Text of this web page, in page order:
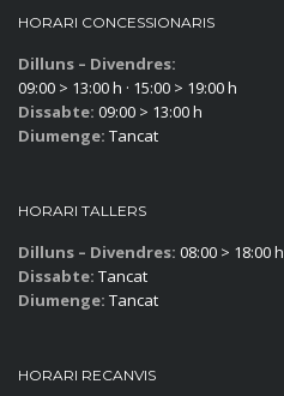
HORARI CONCESSIONARIS
Dilluns – Divendres:
09:00 > 13:00 h · 15:00 > 19:00 h
Dissabte: 09:00 > 13:00 h
Diumenge: Tancat
HORARI TALLERS
Dilluns – Divendres: 08:00 > 18:00 h
Dissabte: Tancat
Diumenge: Tancat
HORARI RECANVIS